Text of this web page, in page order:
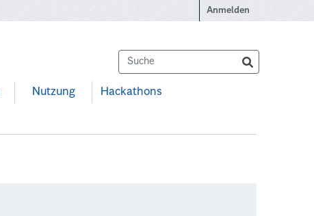
Anmelden
Nutzung Hackathons